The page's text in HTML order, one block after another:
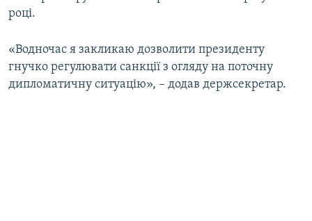
році.
«Водночас я закликаю дозволити президенту
гнучко регулювати санкції з огляду на поточну
дипломатичну ситуацію», – додав держсекретар.